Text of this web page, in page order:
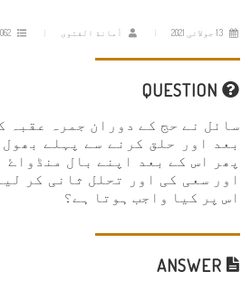
أمانة الفتوى
سائل نے حج کے دوران جمرہ عقبہ
بعد اور حلق کرنے سے پہلے
پھر اس کے بعد اپنے بال منڈواۓ
اور سعی کی اور تحلل ثانی کر
اس پر کیا واجب ہوتا ہے؟